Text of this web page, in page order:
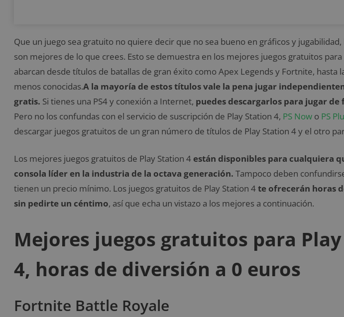
Que un juego sea gratuito no quiere decir que no sea bueno en gráficos y
son mejores de lo que crees. Esto se demuestra en los mejores juegos gratuitos para
abarcan desde títulos de batallas de gran éxito como Apex Legends y Fortnite, hasta
menos conocidas.A la mayoría de estos títulos vale la pena jugar
gratis. Si tienes una PS4 y conexión a Internet, puedes descargarlos para jugar
Pero no los confundas con el servicio de suscripción de Play Station 4, PS Now o PS
descargar juegos gratuitos de un gran número de títulos de Play Station 4 y el otro
Los mejores juegos gratuitos de Play Station 4 están disponibles para cualquiera
consola líder en la industria de la octava generación. Tampoco deben
tienen un precio mínimo. Los juegos gratuitos de Play Station 4te ofrecerán horas
sin pedirte un céntimo, así que echa un vistazo a los mejores a continuación.
Mejores juegos gratuitos para
4, horas de diversión a 0 euros
Fortnite Battle Royale